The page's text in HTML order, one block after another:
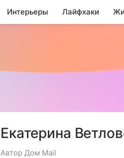
Интерьеры Лайфхаки
Екатерина
Автор Дом Mail